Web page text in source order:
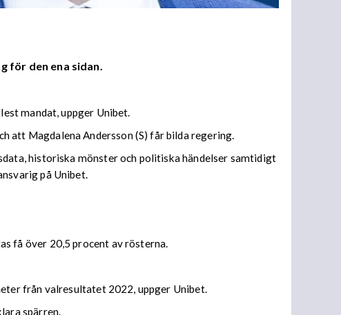
för den ena sidan.
mandat, uppger Unibet.
att Magdalena Andersson (S) får bilda regering.
historiska mönster och politiska händelser samtidigt
på Unibet.
få över 20,5 procent av rösterna.
från valresultatet 2022, uppger Unibet.
spärren.